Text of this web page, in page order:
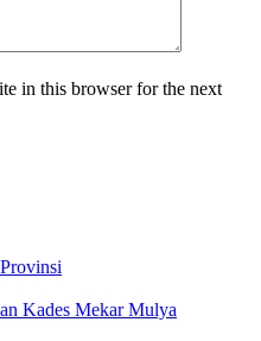
in this browser for the next
Kades Mekar Mulya